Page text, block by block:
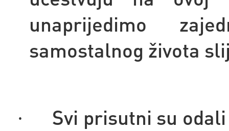
unaprijedimo
samostalnog života
·
Svi prisutni su